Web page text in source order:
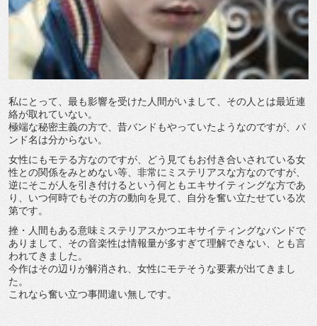
私にとって、最も影響を受けた人間がいまして、その人とは最近連
絡が取れていない。
極端な秘密主義の方で、昔バンドもやっていたようなのですが、バ
ンド名は分からない。
女性にもモテる方なのですが、どう見てもお付き合いされている女
性との関係をみとめない等、非常にミステリアスな方なのですが、
逆にそこが人を引き付けるという何ともエキサイティングな方であ
り、いつ何時でもその方の動向を見て、自分を奮い立たせている次
第です。
挫・人間もある意味ミステリアスかつエキサイティングなバンドで
ありまして、その音楽性は情報量が多すぎて理解できない、とも言
われてきました。
今作はその辺りが解消され、女性にモテそうな要素が出てきまし
た。
これなら奮い立つ事間違い無しです。